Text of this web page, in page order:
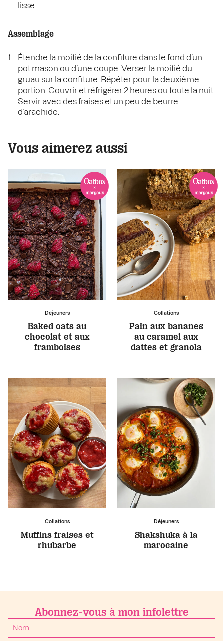
lisse.
Assemblage
Étendre la moitié de la confiture dans le fond d’un
pot mason ou d’une coupe. Verser la moitié du
gruau sur la confiture. Répéter pour la deuxième
portion. Couvrir et réfrigérer 2 heures ou toute la nuit.
Servir avec des fraises et un peu de beurre
d’arachide.
Vous aimerez aussi
Déjeuners
Baked oats au
chocolat et aux
framboises
Collations
Pain aux bananes
au caramel aux
dattes et granola
Collations
Muffins fraises et
rhubarbe
Déjeuners
Shakshuka à la
marocaine
Abonnez-vous à mon infolettre